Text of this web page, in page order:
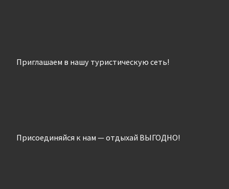
Приглашаем в нашу туристическую сеть!
Присоединяйся к нам — отдыхай ВЫГОДНО!